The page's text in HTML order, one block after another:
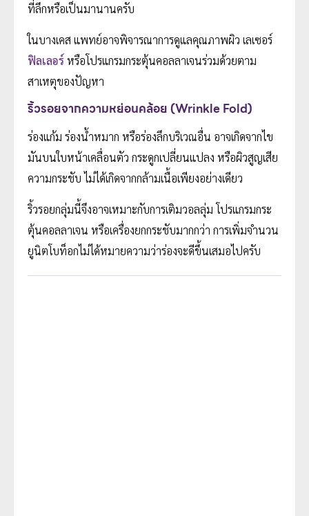
ที่ลึกหรือเป็นมานานครับ
ในบางเคส แพทย์อาจพิจารณาการดูแลคุณภาพผิว เลเซอร์
ฟิลเลอร์หรือโปรแกรมกระตุ้นคอลลาเจนร่วมด้วยตาม
สาเหตุของปัญหา
ริ้วรอยจากความหย่อนคล้อย (Wrinkle Fold)
ร่องแก้ม ร่องน้ำหมาก หรือร่องลึกบริเวณอื่น อาจเกิดจากไข
มันบนใบหน้าเคลื่อนตัว กระดูกเปลี่ยนแปลง หรือผิวสูญเสีย
ความกระชับ ไม่ได้เกิดจากกล้ามเนื้อเพียงอย่างเดียว
ริ้วรอยกลุ่มนี้จึงอาจเหมาะกับการเติมวอลลุ่ม โปรแกรมกระ
ตุ้นคอลลาเจน หรือเครื่องยกกระชับมากกว่า การเพิ่มจำนวน
ยูนิตโบท็อกไม่ได้หมายความว่าร่องจะดีขึ้นเสมอไปครับ